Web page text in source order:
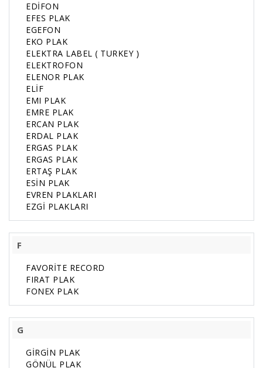
EDİFON
EFES PLAK
EGEFON
EKO PLAK
ELEKTRA LABEL ( TURKEY )
ELEKTROFON
ELENOR PLAK
ELİF
EMI PLAK
EMRE PLAK
ERCAN PLAK
ERDAL PLAK
ERGAS PLAK
ERGAS PLAK
ERTAŞ PLAK
ESİN PLAK
EVREN PLAKLARI
EZGİ PLAKLARI
F
FAVORİTE RECORD
FIRAT PLAK
FONEX PLAK
G
GİRGİN PLAK
GÖNÜL PLAK